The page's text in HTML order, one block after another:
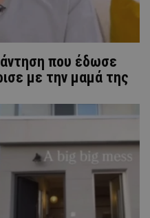
που έδωσε
με την μαμά της